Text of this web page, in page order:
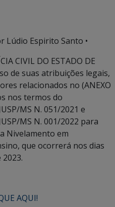
Lúdio Espirito Santo •
CIVIL DO ESTADO DE
de suas atribuições legais,
relacionados no (ANEXO
nos termos do
MS N. 051/2021 e
MS N. 001/2022 para
Nivelamento em
que ocorrerá nos dias
AQUI!